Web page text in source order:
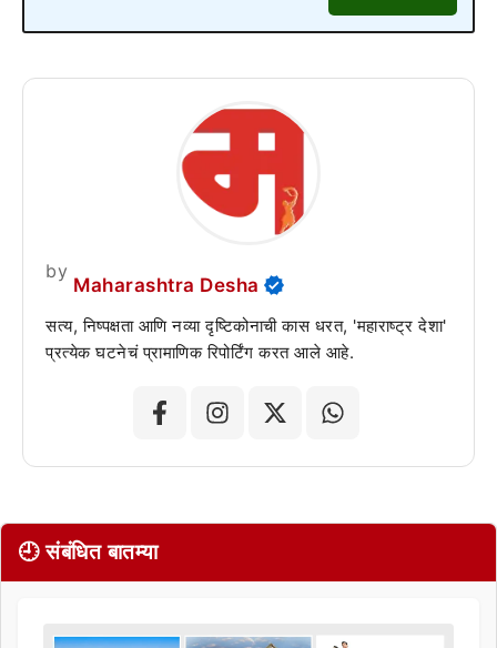
by
Maharashtra Desha
सत्य, निष्पक्षता आणि नव्या दृष्टिकोनाची कास धरत, 'महाराष्ट्र देशा'
प्रत्येक घटनेचं प्रामाणिक रिपोर्टिंग करत आले आहे.
🕘 संबंधित बातम्या